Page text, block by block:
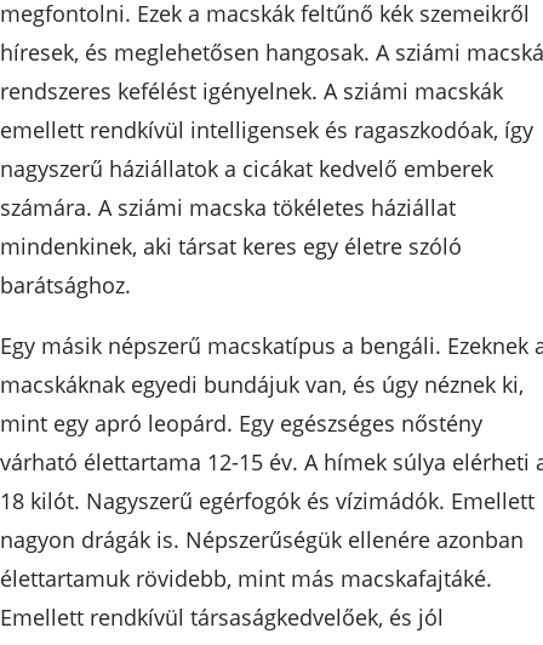
megfontolni. Ezek a macskák feltűnő kék szemeikről
híresek, és meglehetősen hangosak. A sziámi
rendszeres kefélést igényelnek. A sziámi macskák
emellett rendkívül intelligensek és ragaszkodóak, így
nagyszerű háziállatok a cicákat kedvelő emberek
számára. A sziámi macska tökéletes háziállat
mindenkinek, aki társat keres egy életre szóló
barátsághoz.
Egy másik népszerű macskatípus a bengáli. Ezeknek
macskáknak egyedi bundájuk van, és úgy néznek ki,
mint egy apró leopárd. Egy egészséges nőstény
várható élettartama 12-15 év. A hímek súlya elérheti
18 kilót. Nagyszerű egérfogók és vízimádók. Emellett
nagyon drágák is. Népszerűségük ellenére azonban
élettartamuk rövidebb, mint más macskafajtáké.
Emellett rendkívül társaságkedvelőek, és jól